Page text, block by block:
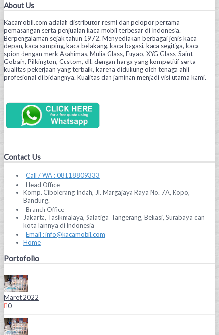
About Us
Kacamobil.com adalah distributor resmi dan pelopor pertama
pemasangan serta penjualan kaca mobil terbesar di Indonesia.
Berpengalaman sejak tahun 1972. Menyediakan berbagai jenis kaca
depan, kaca samping, kaca belakang, kaca bagasi, kaca segitiga, kaca
spion dengan merk Asahimas, Mulia Glass, Fuyao, XYG Glass, Saint
Gobain, Pilkington, Custom, dll. dengan harga yang kompetitif serta
kualitas pekerjaan yang terbaik, karena didukung oleh tenaga ahli
profesional di bidangnya. Kualitas dan jaminan menjadi visi utama kami.
Contact Us
Call / WA : 08118809333
Head Office
Komp. Cibolerang Indah, Jl. Margajaya Raya No. 7A, Kopo,
Bandung.
Branch Office
Jakarta, Tasikmalaya, Salatiga, Tangerang, Bekasi, Surabaya dan
kota lainnya di Indonesia
Email : info@kacamobil.com
Home
Portofolio
Maret 2022
0